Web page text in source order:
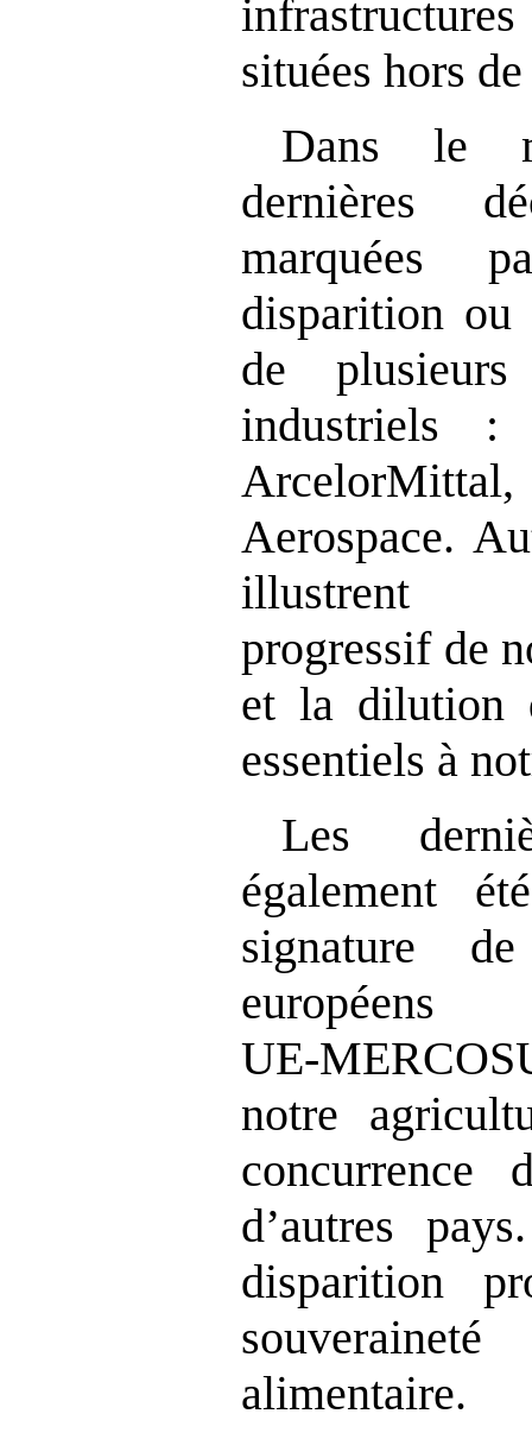
situées hors
Dans le
dernières
marquées
disparition
de
industriels :
Aerospace.
illustrent
progressif de
et la dilution
essentiels à
Les
également
signature
notre
concurrence
d’autres
disparition
alimentaire.